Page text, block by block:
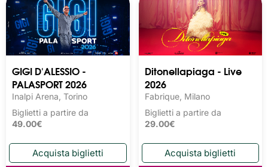
GIGI D'ALESSIO -
PALASPORT 2026
Inalpi Arena, Torino
Biglietti a partire da
49.00€
Ditonellapiaga - Live
2026
Fabrique, Milano
Biglietti a partire da
29.00€